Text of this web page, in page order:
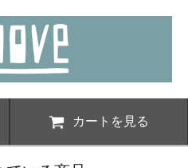
カートを見る